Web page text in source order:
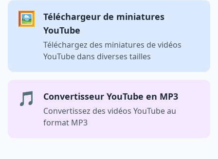
🖼️
Téléchargeur de miniatures
YouTube
Téléchargez des miniatures de vidéos
YouTube dans diverses tailles
🎵 Convertisseur YouTube en MP3
Convertissez des vidéos YouTube au
format MP3